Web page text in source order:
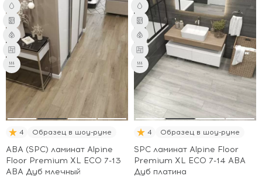
4 Образец в шоу-руме
ABA (SPC) ламинат Alpine
Floor Premium XL ECO 7-13
ABA Дуб млечный
4 Образец в шоу-руме
SPC ламинат Alpine Floor
Premium XL ECO 7-14 ABA
Дуб платина